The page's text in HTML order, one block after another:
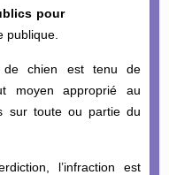
pour
publique.
de chien est tenu de
moyen approprié au
sur toute ou partie du
l’infraction est